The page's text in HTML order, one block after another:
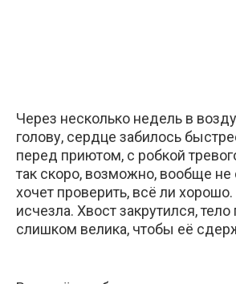
Через несколько недель в
голову, сердце забилось
перед приютом, с робкой
так скоро, возможно, вообще не
хочет проверить, всё ли
исчезла. Хвост закрутился,
слишком велика, чтобы её